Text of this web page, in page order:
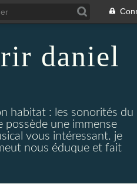
daniel
habitat : les sonorités du
possède une immense
vous intéressant. je
nous éduque et fait